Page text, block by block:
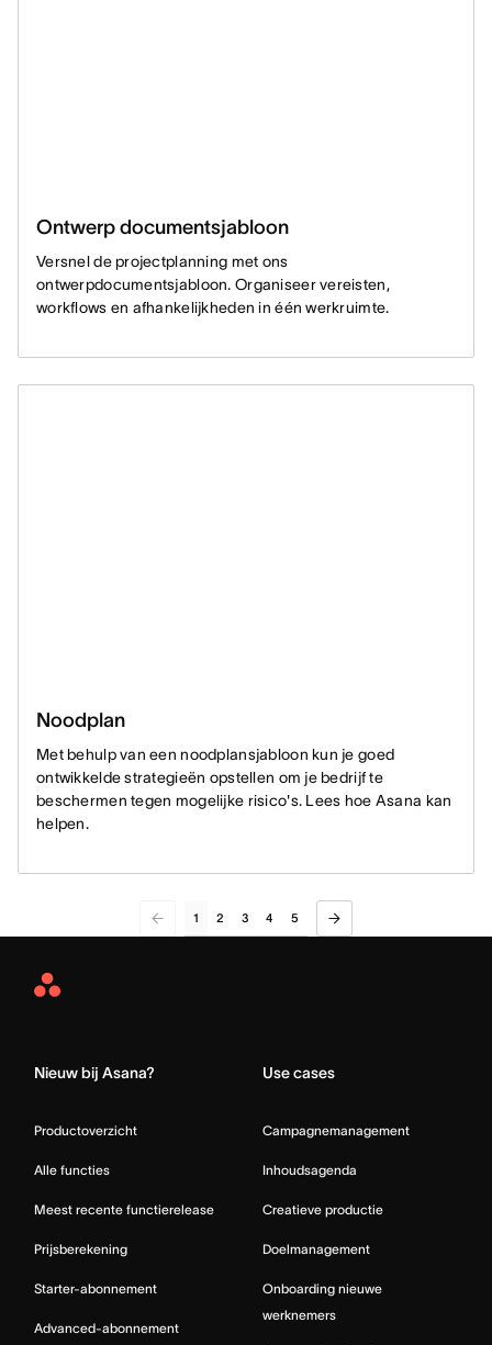
Ontwerp documentsjabloon
Versnel de projectplanning met ons
ontwerpdocumentsjabloon. Organiseer vereisten,
workflows en afhankelijkheden in één werkruimte.
Noodplan
Met behulp van een noodplansjabloon kun je goed
ontwikkelde strategieën opstellen om je bedrijf te
beschermen tegen mogelijke risico's. Lees hoe Asana kan
helpen.
1 2 3 4 5
Asana
Nieuw bij Asana?
Productoverzicht
Alle functies
Meest recente functierelease
Prijsberekening
Starter-abonnement
Advanced-abonnement
Use cases
Campagnemanagement
Inhoudsagenda
Creatieve productie
Doelmanagement
Onboarding nieuwe
werknemers